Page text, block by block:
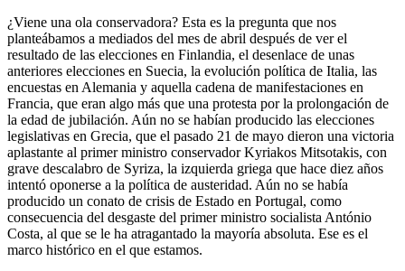
¿Viene una ola conservadora? Esta es la pregunta que nos
planteábamos a mediados del mes de abril después de ver el
resultado de las elecciones en Finlandia, el desenlace de unas
anteriores elecciones en Suecia, la evolución política de Italia, las
encuestas en Alemania y aquella cadena de manifestaciones en
Francia, que eran algo más que una protesta por la prolongación de
la edad de jubilación. Aún no se habían producido las elecciones
legislativas en Grecia, que el pasado 21 de mayo dieron una victoria
aplastante al primer ministro conservador Kyriakos Mitsotakis, con
grave descalabro de Syriza, la izquierda griega que hace diez años
intentó oponerse a la política de austeridad. Aún no se había
producido un conato de crisis de Estado en Portugal, como
consecuencia del desgaste del primer ministro socialista António
Costa, al que se le ha atragantado la mayoría absoluta. Ese es el
marco histórico en el que estamos.